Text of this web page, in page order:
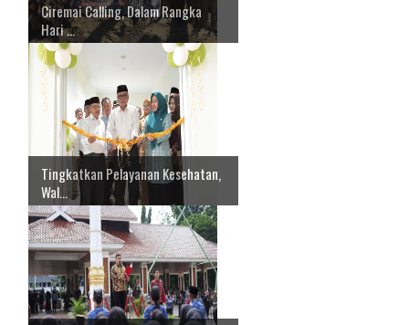
Ciremai Calling, Dalam Rangka
Hari ...
Tingkatkan Pelayanan Kesehatan,
Wal...